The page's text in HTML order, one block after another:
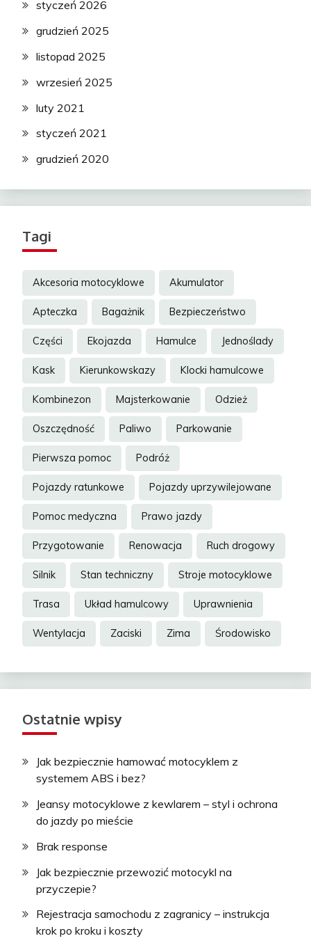
styczeń 2026
grudzień 2025
listopad 2025
wrzesień 2025
luty 2021
styczeń 2021
grudzień 2020
Tagi
Akcesoria motocyklowe Akumulator
Apteczka Bagażnik Bezpieczeństwo
Części Ekojazda Hamulce Jednoślady
Kask Kierunkowskazy Klocki hamulcowe
Kombinezon Majsterkowanie Odzież
Oszczędność Paliwo Parkowanie
Pierwsza pomoc Podróż
Pojazdy ratunkowe Pojazdy uprzywilejowane
Pomoc medyczna Prawo jazdy
Przygotowanie Renowacja Ruch drogowy
Silnik Stan techniczny Stroje motocyklowe
Trasa Układ hamulcowy Uprawnienia
Wentylacja Zaciski Zima Środowisko
Ostatnie wpisy
Jak bezpiecznie hamować motocyklem z
systemem ABS i bez?
Jeansy motocyklowe z kewlarem – styl i ochrona
do jazdy po mieście
Brak response
Jak bezpiecznie przewozić motocykl na
przyczepie?
Rejestracja samochodu z zagranicy – instrukcja
krok po kroku i koszty